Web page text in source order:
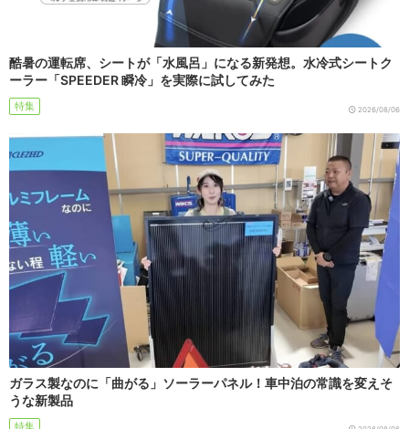
酷暑の運転席、シートが「水風呂」になる新発想。水冷式シートク
ーラー「SPEEDER 瞬冷」を実際に試してみた
特集 2026/08/06
ガラス製なのに「曲がる」ソーラーパネル！車中泊の常識を変えそ
うな新製品
特集